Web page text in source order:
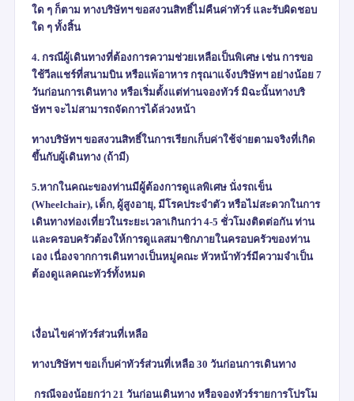
ใด ๆ ก็ตาม ทางบริษัทฯ ขอสงวนสิทธิ์ไม่คืนค่าทัวร์ และรับผิดชอบ
ใด ๆ ทั้งสิ้น
4. กรณีผู้เดินทางที่ต้องการความช่วยเหลือเป็นพิเศษ เช่น การขอ
ใช้วีลแชร์ที่สนามบิน หรือแพ้อาหาร กรุณาแจ้งบริษัทฯ อย่างน้อย 7
วันก่อนการเดินทาง หรือเริ่มตั้งแต่ท่านจองทัวร์ มิฉะนั้นทางบริ
ษัทฯ จะไม่สามารถจัดการได้ล่วงหน้า
ทางบริษัทฯ ขอสงวนสิทธิ์ในการเรียกเก็บค่าใช้จ่ายตามจริงที่เกิด
ขึ้นกับผู้เดินทาง (ถ้ามี)
5.หากในคณะของท่านมีผู้ต้องการดูแลพิเศษ นั่งรถเข็น
(Wheelchair), เด็ก, ผู้สูงอายุ, มีโรคประจำตัว หรือไม่สะดวกในการ
เดินทางท่องเที่ยวในระยะเวลาเกินกว่า 4-5 ชั่วโมงติดต่อกัน ท่าน
และครอบครัวต้องให้การดูแลสมาชิกภายในครอบครัวของท่าน
เอง เนื่องจากการเดินทางเป็นหมู่คณะ หัวหน้าทัวร์มีความจำเป็น
ต้องดูแลคณะทัวร์ทั้งหมด
เงื่อนไขค่าทัวร์ส่วนที่เหลือ
ทางบริษัทฯ ขอเก็บค่าทัวร์ส่วนที่เหลือ 30 วันก่อนการเดินทาง
กรณีจองน้อยกว่า 21 วันก่อนเดินทาง หรือจองทัวร์รายการโปรโม